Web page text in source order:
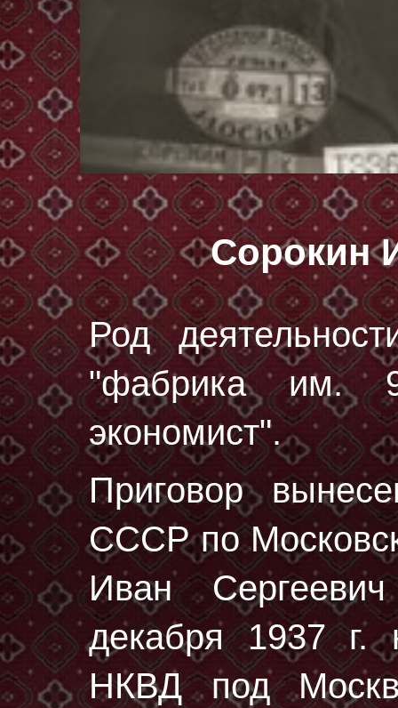
Сорокин
Род
"фабрика им.
экономист".
Приговор
СССР по
Иван
декaбря 1937 г.
НКВД под